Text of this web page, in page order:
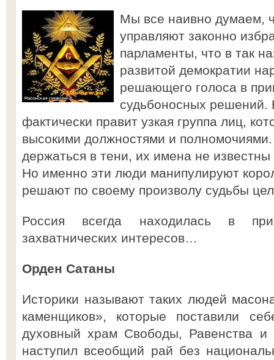
Мы все наивно думаем,
управляют законно
парламенты, что в так
развитой демократии
решающего голоса в
судьбоносных
фактически правит узкая группа лиц,
высокими должностями и
держаться в тени, их имена не
Но именно эти люди манипулируют
решают по своему произволу судьбы
Россия всегда находилась в
захватнических интересов…
Орден Сатаны
Историки называют таких людей
каменщиков», которые поставили
духовный храм Свободы, Равенства
наступил всеобщий рай без